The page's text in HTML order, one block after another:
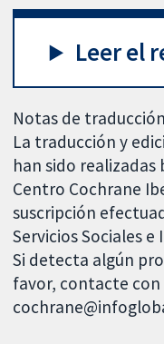
Leer el
Notas de traducción
La traducción y
han sido
Centro Cochrane
suscripción
Servicios Sociales
Si detecta algún
favor, contacte